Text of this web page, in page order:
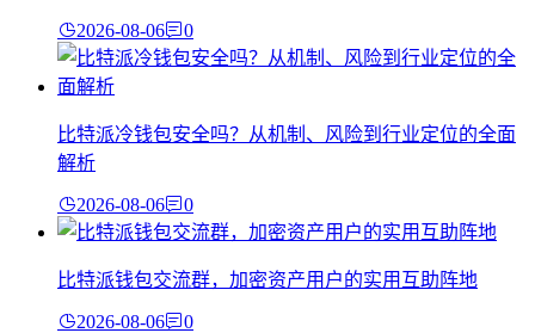
2026-08-06 0
比特派冷钱包安全吗？从机制、风险到行业定位的全面
解析
2026-08-06 0
比特派钱包交流群，加密资产用户的实用互助阵地
2026-08-06 0